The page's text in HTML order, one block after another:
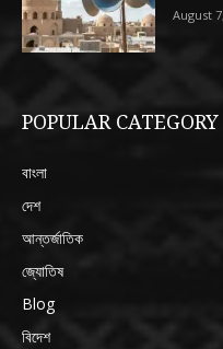
August
POPULAR CATEGORY
বাংলা
দেশ
আন্তর্জাতিক
জ্যোতিষ
Blog
বিদেশ